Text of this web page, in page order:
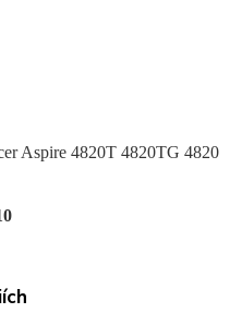
Aspire 4820T 4820TG 4820